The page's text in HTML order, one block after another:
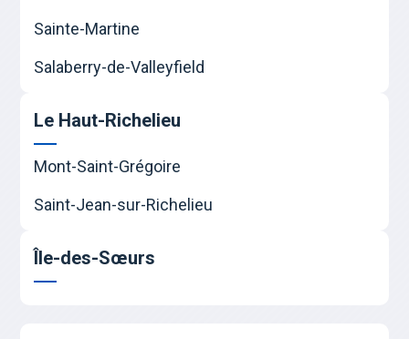
Sainte-Martine
Salaberry-de-Valleyfield
Le Haut-Richelieu
Mont-Saint-Grégoire
Saint-Jean-sur-Richelieu
Île-des-Sœurs